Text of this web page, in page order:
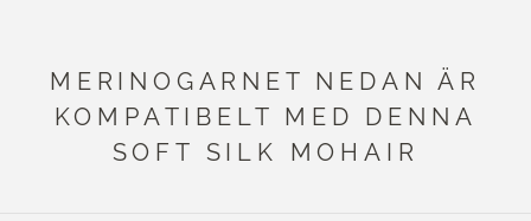
MERINOGARNET NEDAN ÄR
KOMPATIBELT MED DENNA
SOFT SILK MOHAIR